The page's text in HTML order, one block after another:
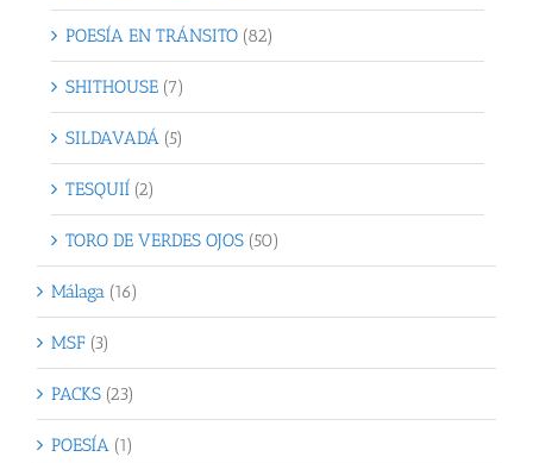
POESÍA EN TRÁNSITO (82)
SHITHOUSE (7)
SILDAVADÁ (5)
TESQUIÍ (2)
TORO DE VERDES OJOS (50)
Málaga (16)
MSF (3)
PACKS (23)
POESÍA (1)